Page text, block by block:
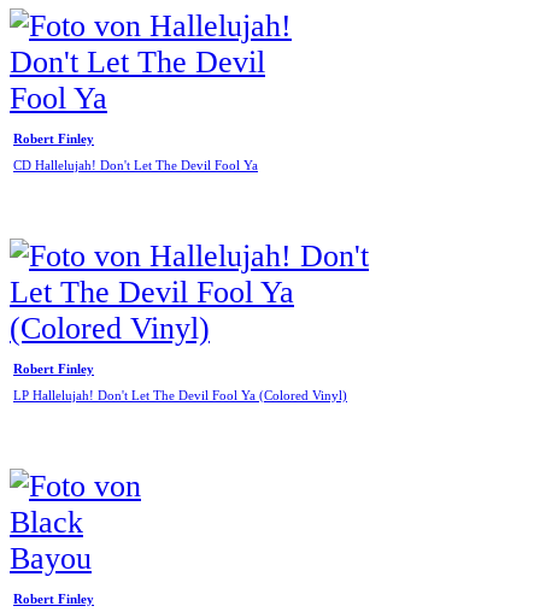
Robert Finley
CD Hallelujah! Don't Let The Devil Fool Ya
Robert Finley
LP Hallelujah! Don't Let The Devil Fool Ya (Colored Vinyl)
Robert Finley